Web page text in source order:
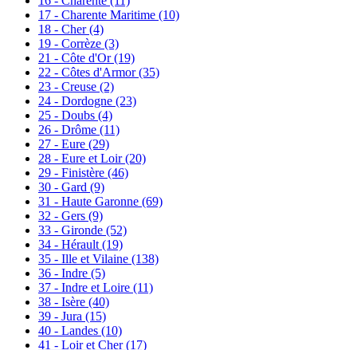
17 - Charente Maritime (10)
18 - Cher(4)
19 - Corrèze (3)
21 - Côte d'Or(19)
22 - Côtes d'Armor(35)
23 - Creuse (2)
24 - Dordogne (23)
25 - Doubs (4)
26 - Drôme (11)
27 - Eure (29)
28 - Eure et Loir(20)
29 - Finistère (46)
30 - Gard (9)
31 - Haute Garonne (69)
32 - Gers (9)
33 - Gironde (52)
34 - Hérault (19)
35 - Ille et Vilaine (138)
36 - Indre (5)
37 - Indre et Loire (11)
38 - Isère (40)
39 - Jura (15)
40 - Landes (10)
41 - Loir et Cher(17)